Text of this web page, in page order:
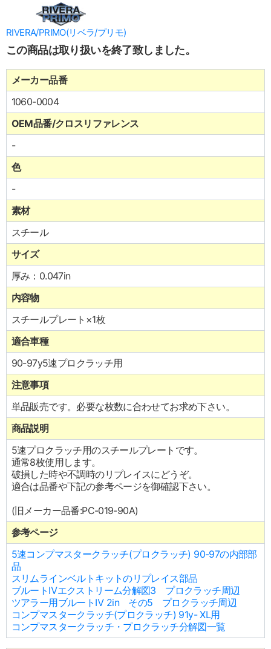
RIVERA/PRIMO(リベラ/プリモ)
この商品は取り扱いを終了致しました。
メーカー品番
1060-0004
OEM品番/クロスリファレンス
-
色
-
素材
スチール
サイズ
厚み：0.047in
内容物
スチールプレート×1枚
適合車種
90-97y5速プロクラッチ用
注意事項
単品販売です。必要な枚数に合わせてお求め下さい。
商品説明
5速プロクラッチ用のスチールプレートです。
通常8枚使用します。
破損した時や不調時のリプレイスにどうぞ。
適合は品番や下記の参考ページを御確認下さい。
(旧メーカー品番:PC-019-90A)
参考ページ
5速コンプマスタークラッチ(プロクラッチ) 90-97の内部部
品
スリムラインベルトキットのリプレイス部品
ブルートⅣエクストリーム分解図3 プロクラッチ周辺
ツアラー用ブルートⅣ 2in その5 プロクラッチ周辺
コンプマスタークラッチ(プロクラッチ) 91y- XL用
コンプマスタークラッチ・プロクラッチ分解図一覧